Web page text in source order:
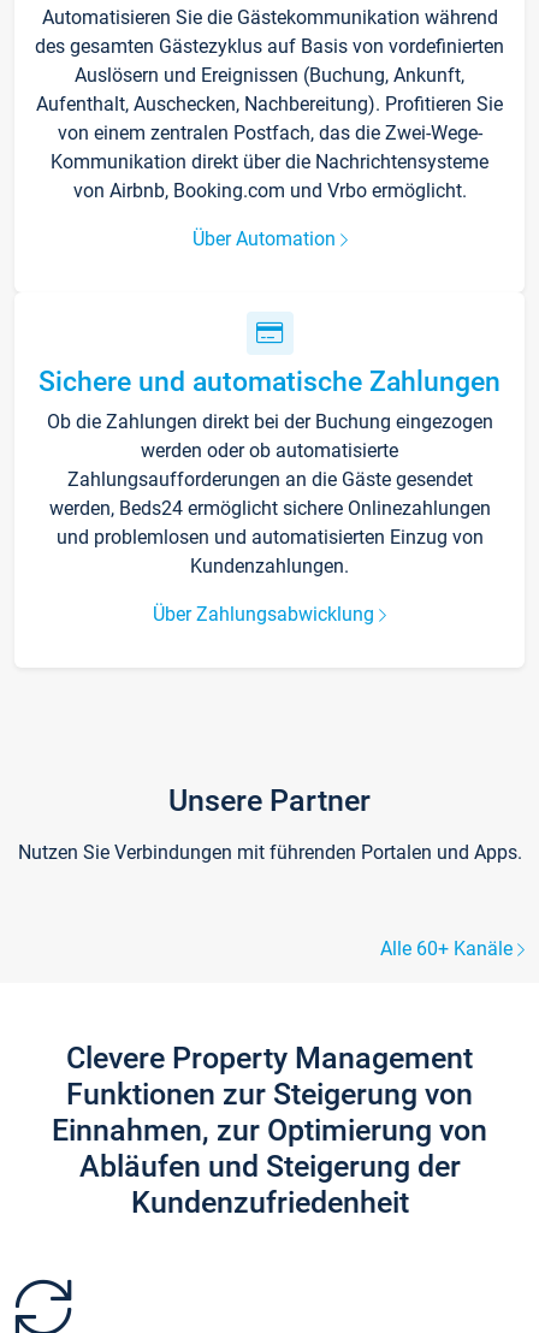
Automatisieren Sie die Gästekommunikation während
des gesamten Gästezyklus auf Basis von vordefinierten
Auslösern und Ereignissen (Buchung, Ankunft,
Aufenthalt, Auschecken, Nachbereitung). Profitieren Sie
von einem zentralen Postfach, das die Zwei-Wege-
Kommunikation direkt über die Nachrichtensysteme
von Airbnb, Booking.com und Vrbo ermöglicht.
Über Automation
Sichere und automatische Zahlungen
Ob die Zahlungen direkt bei der Buchung eingezogen
werden oder ob automatisierte
Zahlungsaufforderungen an die Gäste gesendet
werden, Beds24 ermöglicht sichere Onlinezahlungen
und problemlosen und automatisierten Einzug von
Kundenzahlungen.
Über Zahlungsabwicklung
Unsere Partner
Nutzen Sie Verbindungen mit führenden Portalen und Apps.
Alle 60+ Kanäle
Clevere Property Management
Funktionen zur Steigerung von
Einnahmen, zur Optimierung von
Abläufen und Steigerung der
Kundenzufriedenheit